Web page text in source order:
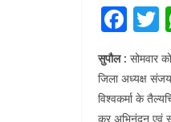
F
a
c
e
w
सुपौल : सोमवार
जिला अध्यक्ष
विश्वकर्मा के
कर अभिनंदन एवं